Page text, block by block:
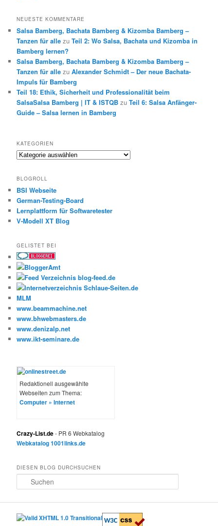
NEUESTE KOMMENTARE
Salsa Bamberg, Bachata Bamberg & Kizomba Bamberg –
Tanzen für alle zuTeil 2: Wo Salsa, Bachata und Kizomba in
Bamberg lernen?
Salsa Bamberg, Bachata Bamberg & Kizomba Bamberg –
Tanzen für alle zuAlexander Schmidt – Der neue Bachata-
Impuls für Bamberg
Teil 18: Ethik, Sicherheit und Professionalität beim
SalsaSalsa Bamberg | IT & ISTQB zuTeil 6: Salsa Anfänger-
Guide – Salsa lernen in Bamberg
KATEGORIEN
Kategorien
BLOGROLL
BSI Webseite
German-Testing-Board
Lernplattform für Softwaretester
V-Modell XT Blog
GELISTET BEI
MLM
www.beammachine.net
www.bhwebmasters.de
www.denizalp.net
www.ikt-seminare.de
Redaktionell ausgewählte
Webseiten zum Thema:
Computer » Internet
Crazy-List.de- PR 6 Webkatalog
Webkatalog 1001links.de
DIESEN BLOG DURCHSUCHEN
u
e